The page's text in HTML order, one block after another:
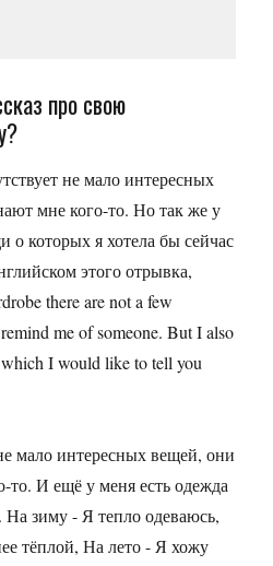
про свою
не мало интересных
мне кого-то. Но так же у
которых я хотела бы сейчас
этого отрывка,
there are not a few
me of someone. But I also
I would like to tell you
мало интересных вещей, они
то. И ещё у меня есть одежда
На зиму - Я тепло одеваюсь,
тёплой, На лето - Я хожу